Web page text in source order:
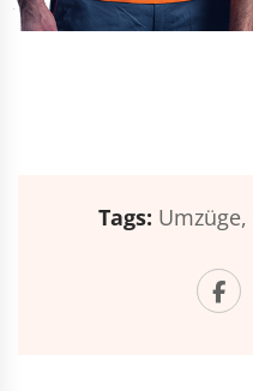
Tags: Umzüge,